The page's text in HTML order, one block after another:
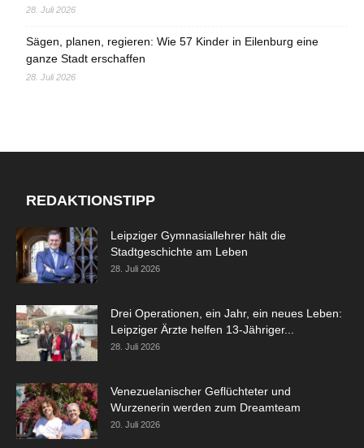
28. Juli 2026
Sägen, planen, regieren: Wie 57 Kinder in Eilenburg eine
ganze Stadt erschaffen
28. Juli 2026
REDAKTIONSTIPP
Leipziger Gymnasiallehrer hält die
Stadtgeschichte am Leben
28. Juli 2026
Drei Operationen, ein Jahr, ein neues Leben:
Leipziger Ärzte helfen 13-Jähriger...
28. Juli 2026
Venezuelanischer Geflüchteter und
Wurzenerin werden zum Dreamteam
20. Juli 2026